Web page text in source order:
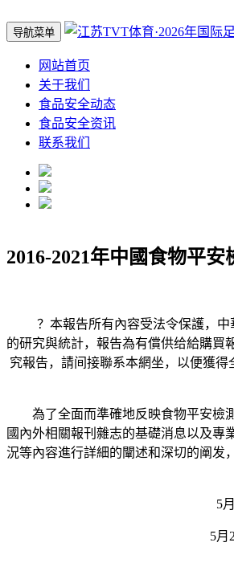
导航菜单
网站首页
关于我们
食品安全动态
食品安全资讯
联系我们
2016-2021年中國食物平
？本報告所有內容受法令保護，中
的研究與統計，報告為有償供给給購買
究報告，請间接聯系本網坐，以便獲
為了全面而準確地反映食物平安檢測
國內外相關報刊雜志的基礎消息以及
況等內容進行詳細的闡述和深切的阐发
5月
5月28